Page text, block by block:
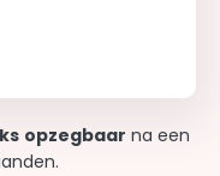
opzegbaar na een